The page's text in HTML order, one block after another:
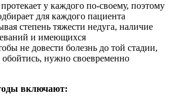
у каждого по-своему, поэтому
для каждого пациента
степень тяжести недуга, наличие
и имеющихся
не довести болезнь до той стадии,
обойтись, нужно своевременно
включают: